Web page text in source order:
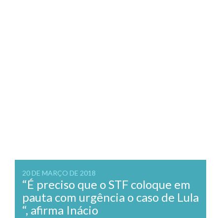
20 DE MARÇO DE 2018
“É preciso que o STF coloque em
pauta com urgência o caso de Lula
“, afirma Inácio